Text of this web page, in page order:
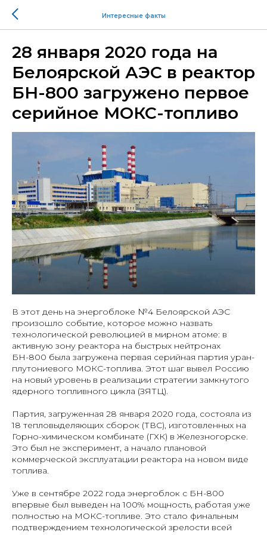
Интересные факты
28 января 2020 года на
Белоярской АЭС в реактор
БН-800 загружено первое
серийное МОКС-топливо
В этот день на энергоблоке №4 Белоярской АЭС
произошло событие, которое можно назвать
технологической революцией в мирном атоме: в
активную зону реактора на быстрых нейтронах
БН-800 была загружена первая серийная партия уран-
плутониевого МОКС-топлива. Этот шаг вывел Россию
на новый уровень в реализации стратегии замкнутого
ядерного топливного цикла (ЗЯТЦ).
Партия, загруженная 28 января 2020 года, состояла из
18 тепловыделяющих сборок (ТВС), изготовленных на
Горно-химическом комбинате (ГХК) в Железногорске.
Это был не эксперимент, а начало плановой
коммерческой эксплуатации реактора на новом виде
топлива.
Уже в сентябре 2022 года энергоблок с БН-800
впервые был выведен на 100% мощность, работая уже
полностью на МОКС-топливе. Это стало финальным
подтверждением технологической зрелости всей